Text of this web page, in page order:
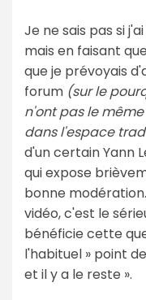
Je ne sais pas si
mais en faisant
que je prévoyais
forum (sur le
n'ont pas le
dans l'espace
d'un certain Yann
qui expose
bonne
vidéo, c'est le
bénéficie cette
l'habituel » point
et il y a le reste ».